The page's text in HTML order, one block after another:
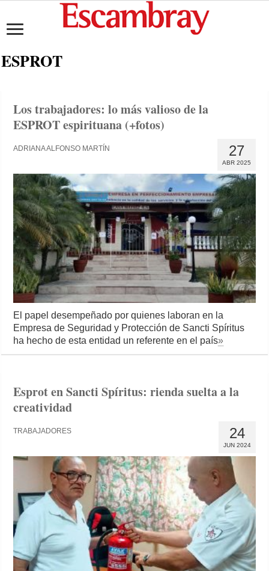
ESPROT
Los trabajadores: lo más valioso de la
ESPROT espirituana (+fotos)
27
ABR 2025
ADRIANA ALFONSO MARTÍN
El papel desempeñado por quienes laboran en la
Empresa de Seguridad y Protección de Sancti Spíritus
ha hecho de esta entidad un referente en el país»
Esprot en Sancti Spíritus: rienda suelta a la
creatividad
24
JUN 2024
TRABAJADORES